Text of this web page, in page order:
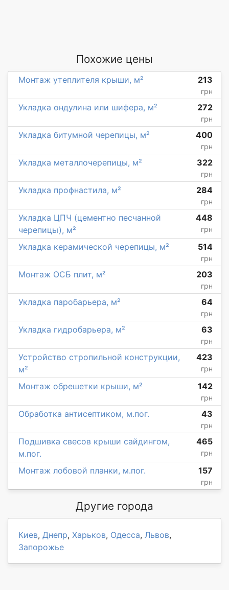
Похожие цены
Монтаж утеплителя крыши, м² 213
грн
Укладка ондулина или шифера, м² 272
грн
Укладка битумной черепицы, м² 400
грн
Укладка металлочерепицы, м² 322
грн
Укладка профнастила, м² 284
грн
Укладка ЦПЧ (цементно песчанной
черепицы), м²
448
грн
Укладка керамической черепицы, м² 514
грн
Монтаж ОСБ плит, м² 203
грн
Укладка паробарьера, м² 64
грн
Укладка гидробарьера, м² 63
грн
Устройство стропильной конструкции,
м²
423
грн
Монтаж обрешетки крыши, м² 142
грн
Обработка антисептиком, м.пог. 43
грн
Подшивка свесов крыши сайдингом,
м.пог.
465
грн
Монтаж лобовой планки, м.пог. 157
грн
Другие города
Киев, Днепр, Харьков, Одесса, Львов,
Запорожье